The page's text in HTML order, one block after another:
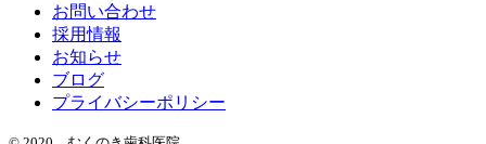
お問い合わせ
採用情報
お知らせ
ブログ
プライバシーポリシー